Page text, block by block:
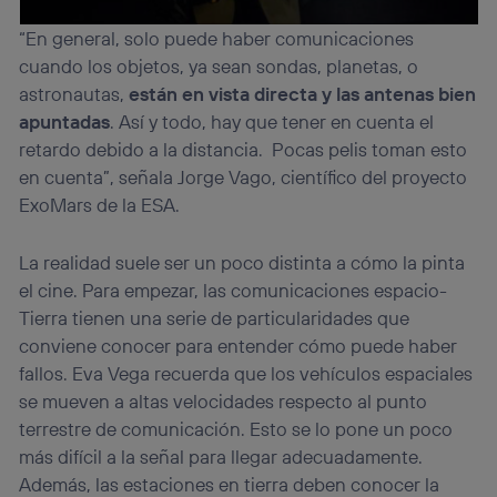
“En general, solo puede haber comunicaciones
cuando los objetos, ya sean sondas, planetas, o
astronautas,están en vista directa y las antenas bien
apuntadas. Así y todo, hay que tener en cuenta el
retardo debido a la distancia. Pocas pelis toman esto
en cuenta”, señala Jorge Vago, científico del proyecto
ExoMars de la ESA.
La realidad suele ser un poco distinta a cómo la pinta
el cine. Para empezar, las comunicaciones espacio-
Tierra tienen una serie de particularidades que
conviene conocer para entender cómo puede haber
fallos. Eva Vega recuerda que los vehículos espaciales
se mueven a altas velocidades respecto al punto
terrestre de comunicación. Esto se lo pone un poco
más difícil a la señal para llegar adecuadamente.
Además, las estaciones en tierra deben conocer la